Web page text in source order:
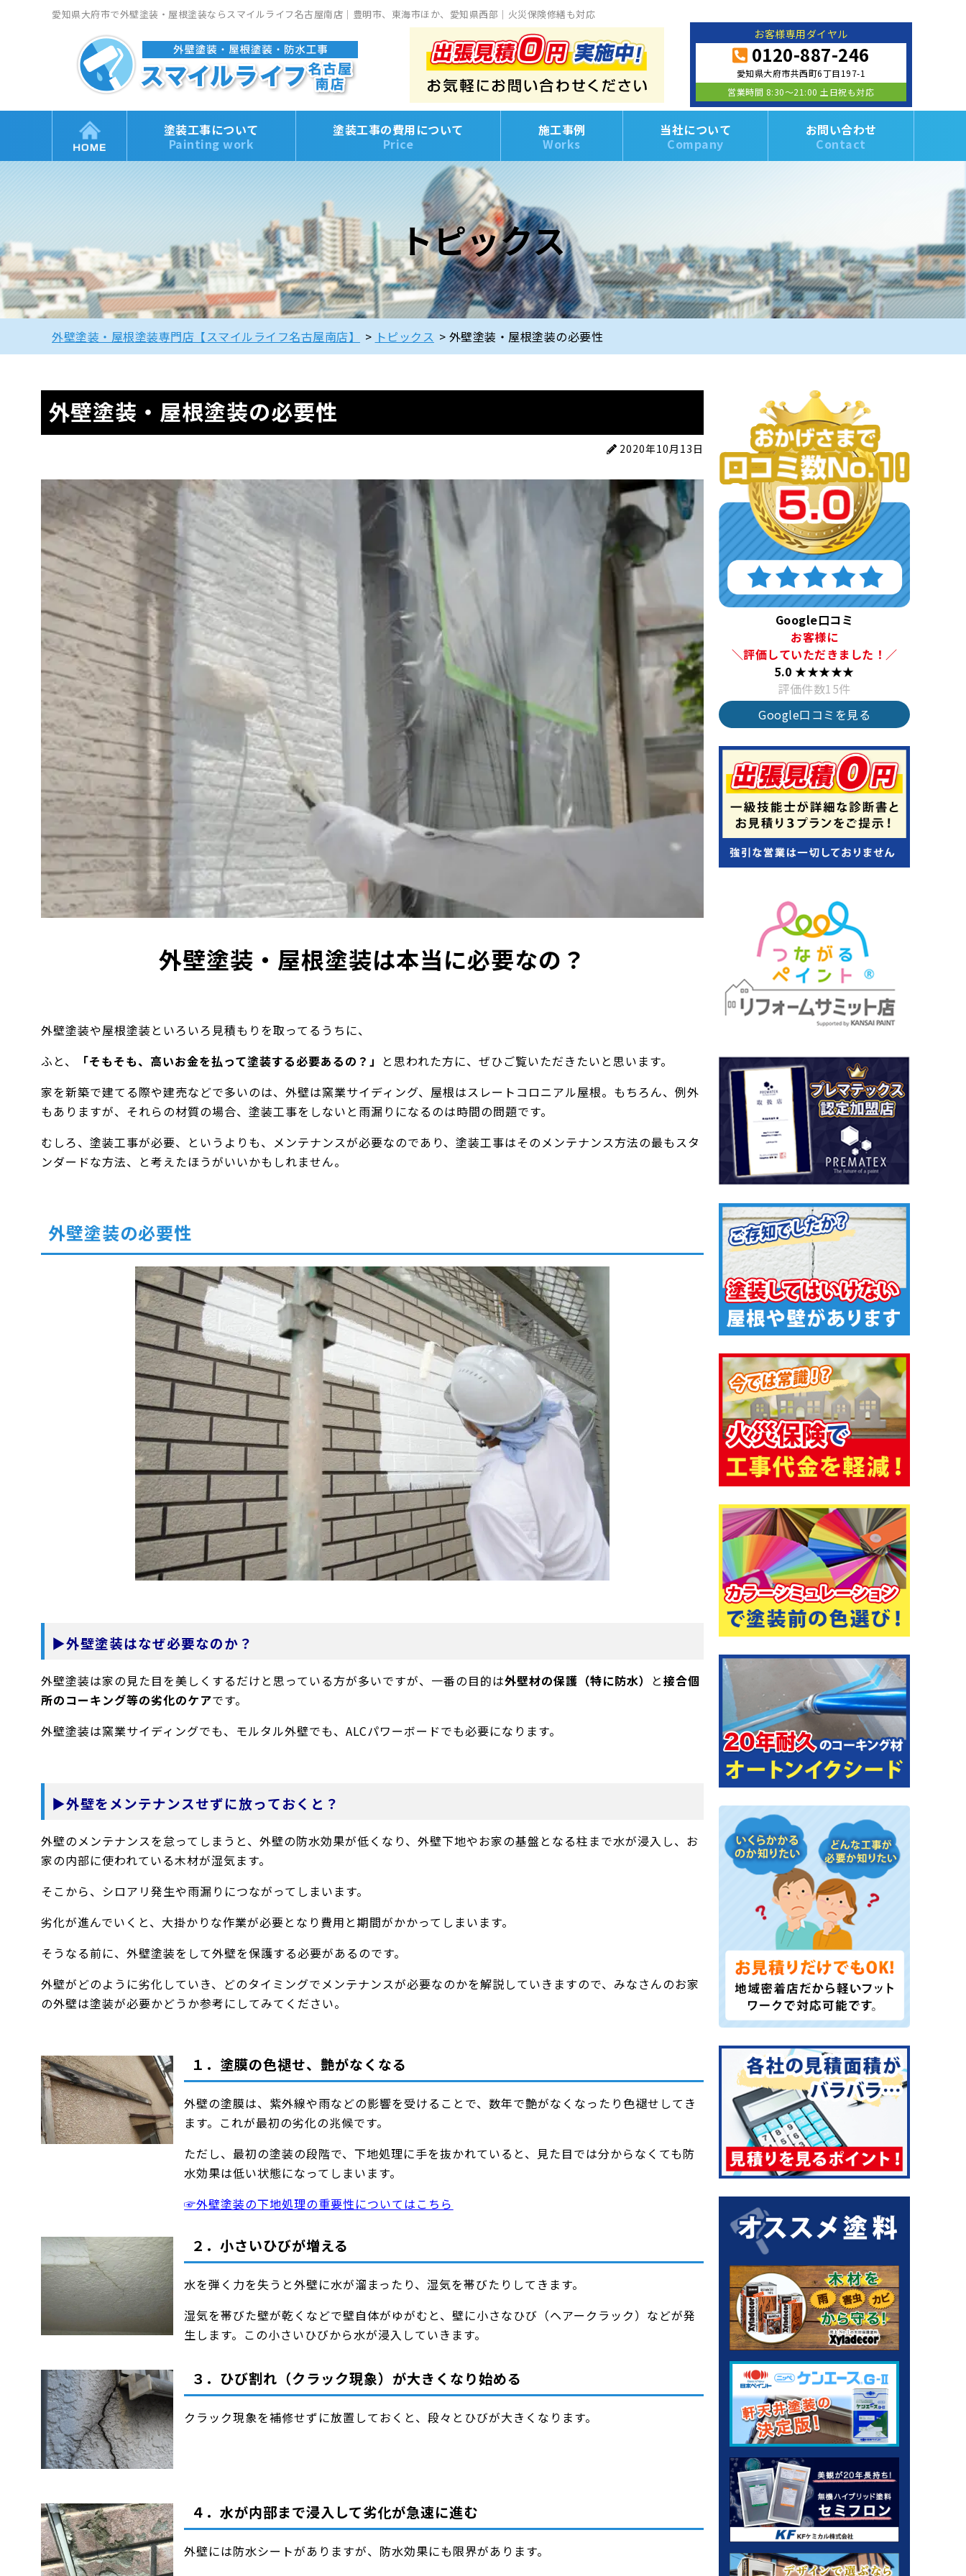
愛知県大府市で外壁塗装・屋根塗装ならスマイルライフ名古屋南店｜豊明市、東海市ほか、愛知県西部｜火災保険修繕も対応
お客様専用ダイヤル
0120-887-246
愛知県大府市共西町6丁目197-1
営業時間 8:30～21:00 土日祝も対応
塗装工事について
Painting work
塗装工事の費用について
Price
施工事例
Works
当社について
Company
お問い合わせ
Contact
トピックス
外壁塗装・屋根塗装専門店【スマイルライフ名古屋南店】 > トピックス > 外壁塗装・屋根塗装の必要性
外壁塗装・屋根塗装の必要性
2020年10月13日
外壁塗装・屋根塗装は本当に必要なの？
外壁塗装や屋根塗装といろいろ見積もりを取ってるうちに、
ふと、
「そもそも、高いお金を払って塗装する必要あるの？」 と思われた方に、ぜひご覧いただきたいと思います。
家を新築で建てる際や建売などで多いのは、外壁は窯業サイディング、屋根はスレートコロニアル屋根。もちろん、例外
もありますが、それらの材質の場合、塗装工事をしないと雨漏りになるのは時間の問題です。
むしろ、塗装工事が必要、というよりも、メンテナンスが必要なのであり、塗装工事はそのメンテナンス方法の最もスタ
ンダードな方法、と考えたほうがいいかもしれません。
外壁塗装の必要性
▶外壁塗装はなぜ必要なのか？
外壁塗装は家の見た目を美しくするだけと思っている方が多いですが、一番の目的は外壁材の保護（特に防水） と接合個
所のコーキング等の劣化のケアです。
外壁塗装は窯業サイディングでも、モルタル外壁でも、ALCパワーボードでも必要になります。
▶外壁をメンテナンスせずに放っておくと？
外壁のメンテナンスを怠ってしまうと、外壁の防水効果が低くなり、外壁下地やお家の基盤となる柱まで水が浸入し、お
家の内部に使われている木材が湿気ます。
そこから、シロアリ発生や雨漏りにつながってしまいます。
劣化が進んでいくと、大掛かりな作業が必要となり費用と期間がかかってしまいます。
そうなる前に、外壁塗装をして外壁を保護する必要があるのです。
外壁がどのように劣化していき、どのタイミングでメンテナンスが必要なのかを解説していきますので、みなさんのお家
の外壁は塗装が必要かどうか参考にしてみてください。
１．塗膜の色褪せ、艶がなくなる
外壁の塗膜は、紫外線や雨などの影響を受けることで、数年で艶がなくなったり色褪せしてき
ます。これが最初の劣化の兆候です。
ただし、最初の塗装の段階で、下地処理に手を抜かれていると、見た目では分からなくても防
水効果は低い状態になってしまいます。
☞外壁塗装の下地処理の重要性についてはこちら
２．小さいひびが増える
水を弾く力を失うと外壁に水が溜まったり、湿気を帯びたりしてきます。
湿気を帯びた壁が乾くなどで壁自体がゆがむと、壁に小さなひび（ヘアークラック）などが発
生します。この小さいひびから水が浸入していきます。
３．ひび割れ（クラック現象）が大きくなり始める
クラック現象を補修せずに放置しておくと、段々とひびが大きくなります。
４．水が内部まで浸入して劣化が急速に進む
外壁には防水シートがありますが、防水効果にも限界があります。
Google口コミ
お客様に
＼評価していただきました！／
5.0 ★★★★★
評価件数15件
Google口コミを見る